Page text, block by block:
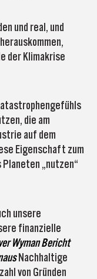
und real, und
der Klimakrise
die am
auf dem
Eigenschaft zum
„nutzen“
unsere
finanzielle
Wyman Bericht
Nachhaltige
von Gründen